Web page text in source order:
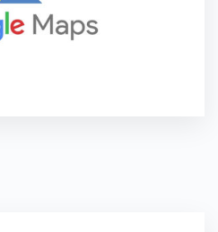
、室內地圖和其他功能。